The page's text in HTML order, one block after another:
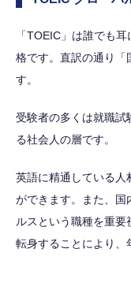
「TOEIC」は誰でも
格です。直訳の通り「
す。
受験者の多くは就職試
る社会人の層です。
英語に精通している人
ができます。また、国
ルスという職種を重
転身することにより、